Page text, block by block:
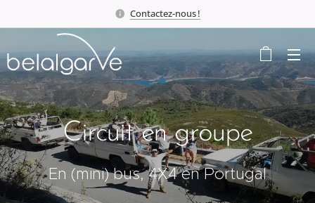
Contactez-nous !
Circuit en groupe
En (mini) bus, 4X4 en Portugal